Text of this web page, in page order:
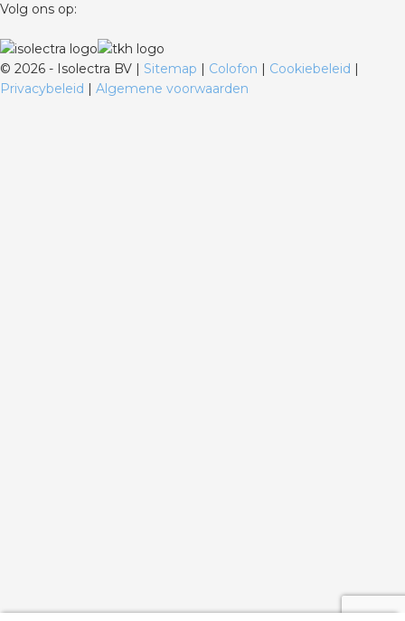
Volg ons op:
© 2026 - Isolectra BV | Sitemap | Colofon | Cookiebeleid |
Privacybeleid | Algemene voorwaarden